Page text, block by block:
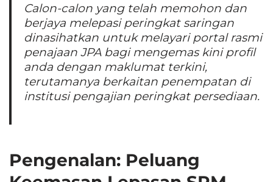
Calon-calon yang telah memohon dan
berjaya melepasi peringkat saringan
dinasihatkan untuk melayari portal rasmi
penajaan JPA bagi mengemas kini profil
anda dengan maklumat terkini,
terutamanya berkaitan penempatan di
institusi pengajian peringkat persediaan.
Pengenalan: Peluang